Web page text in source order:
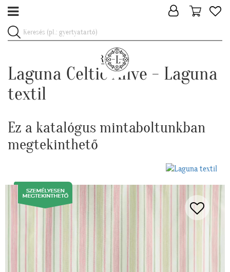
Laguna Celtic Alive - Laguna
textil
Ez a katalógus mintaboltunkban
megtekinthető